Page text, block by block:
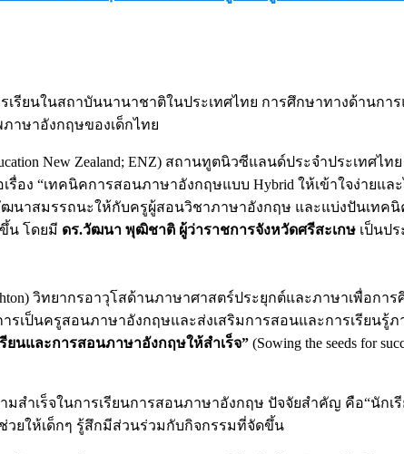
เรียนในสถาบันนานาชาติในประเทศไทย การศึกษาทางด้านก
าษาอังกฤษของเด็กไทย
New Zealand; ENZ) สถานทูตนิวซีแลนด์ประจำประเท
อง “เทคนิคการสอนภาษาอังกฤษแบบ Hybrid ให้เข้าใจง่าย
ฒนาสมรรถนะให้กับครูผู้สอนวิชาภาษาอังกฤษ และแบ่งปันเทค
น โดยมี ดร.วัฒนา พุฒิชาติ ผู้ว่าราชการจังหวัดศรีสะเกษ เป็นป
วิทยากรอาวุโสด้านภาษาศาสตร์ประยุกต์และภาษาเพื่อ
เป็นครูสอนภาษาอังกฤษและส่งเสริมการสอนและการเรียน
ยนและการสอนภาษาอังกฤษให้สำเร็จ” (Sowing the seeds for
สำเร็จในการเรียนการสอนภาษาอังกฤษ ปัจจัยสำคัญ คือ“นัก
วยให้เด็กๆ รู้สึกมีส่วนร่วมกับกิจกรรมที่จัดขึ้น